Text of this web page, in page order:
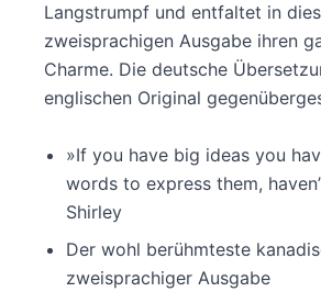
Langstrumpf und entfaltet in
zweisprachigen Ausgabe ihren
Charme. Die deutsche
englischen Original
»If you have big ideas you
words to express them,
Shirley
Der wohl berühmteste
zweisprachiger Ausgabe